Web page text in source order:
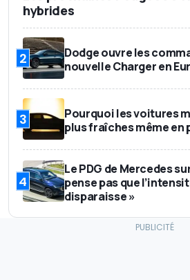
hybrides
2
Dodge ouvre les
nouvelle Charger en
3
Pourquoi les voitures
plus fraîches même en
4
Le PDG de Mercedes
pense pas que
disparaisse »